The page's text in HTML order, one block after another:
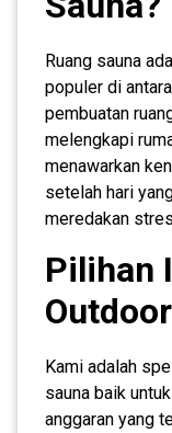
Ruang sauna
populer di
pembuatan
melengkapi
menawarkan
setelah hari
meredakan
Pilihan
Kami adalah
sauna baik
anggaran yang